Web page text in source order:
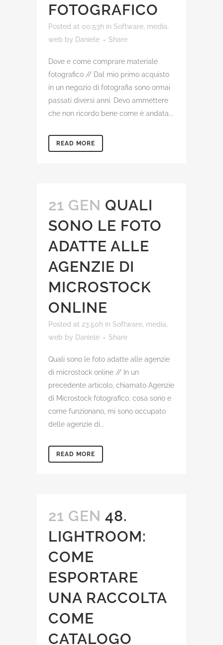
FOTOGRAFICO
Posted at 00:53h in Software, media,
web by Daniele Share
Dove e come comprare materiale
fotografico // Dal mio primo acquisto
in un negozio di fotografia sono ormai
passati diversi anni. Devo ammettere
che non ricordo bene come è andata...
READ MORE
21 GEN QUALI
SONO LE FOTO
ADATTE ALLE
AGENZIE DI
MICROSTOCK
ONLINE
Posted at 23:50h in Software, media,
web by Daniele Share
Quali sono le foto adatte alle agenzie
di microstock online // In un
precedente articolo, chiamato Agenzie
di Microstock fotografico: cosa sono e
come funzionano, mi sono occupato
delle agenzie di...
READ MORE
21 GEN 48.
LIGHTROOM:
COME
ESPORTARE
UNA RACCOLTA
COME
CATALOGO